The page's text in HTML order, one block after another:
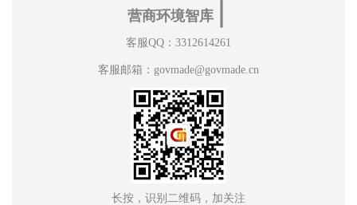
营商环境智库
客服QQ：3312614261
客服邮箱：govmade@govmade.cn
长按，识别二维码，加关注